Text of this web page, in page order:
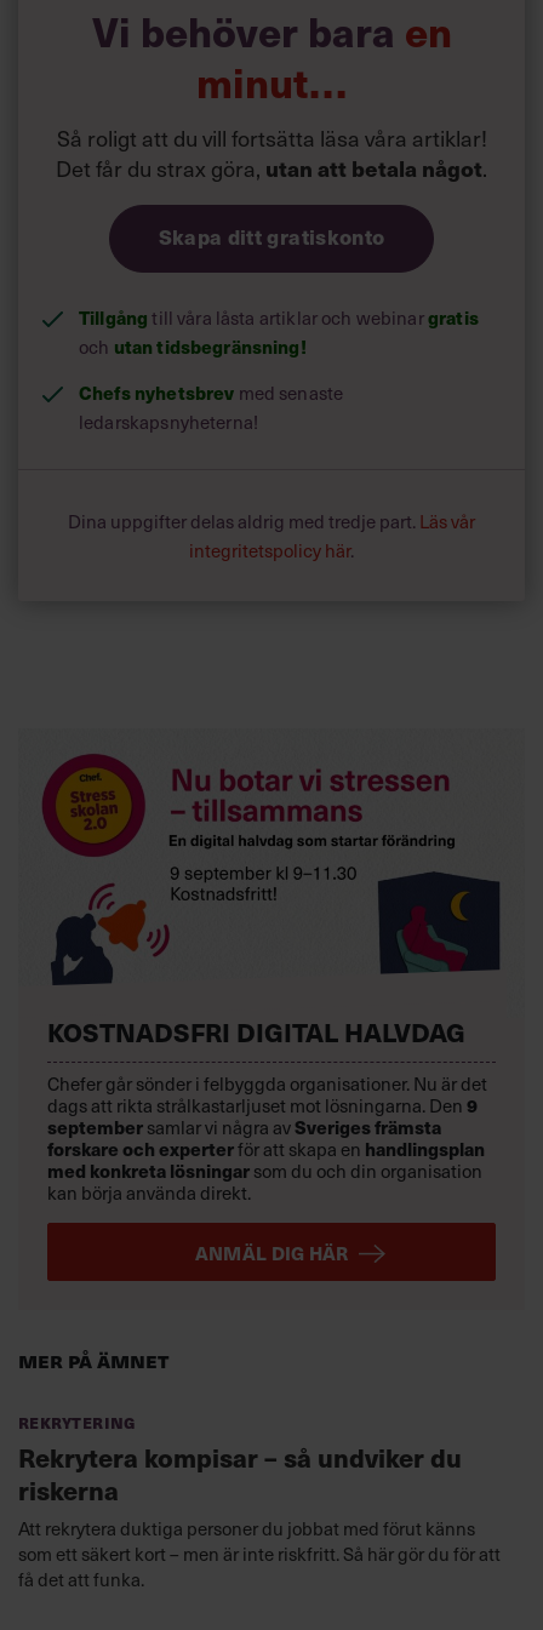
Här är några kommentarer: ”Anders har ett stort
personligt mod och engagemang och vågar säga vad han
Vi behöver bara en
minut…
Så roligt att du vill fortsätta läsa våra artiklar!
Det får du strax göra, utan att betala något.
Skapa ditt gratiskonto
Tillgångtill våra låsta artiklar och webinargratis
och utan tidsbegränsning!
Chefs nyhetsbrev med senaste
ledarskapsnyheterna!
Dina uppgifter delas aldrig med tredje part. Läs vår
integritetspolicy här.
Mer på ämnet
Rekrytering
Rekrytera kompisar – så undviker du
riskerna
Att rekrytera duktiga personer du jobbat med förut känns
som ett säkert kort – men är inte riskfritt. Så här gör du för att
få det att funka.
KOSTNADSFRI DIGITAL HALVDAG
Chefer går sönder i felbyggda organisationer. Nu är det
dags att rikta strålkastarljuset mot lösningarna. Den9
septembersamlar vi några avSveriges främsta
forskare och experterför att skapa en handlingsplan
med konkreta lösningarsom du och din organisation
kan börja använda direkt.
ANMÄL DIG HÄR